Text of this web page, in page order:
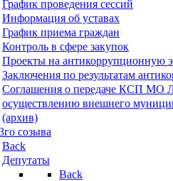
График проведения сессий
Информация об уставах
График приема граждан
Контроль в сфере закупок
Проекты на антикоррупционную
Заключения по результатам
Соглашения о передаче КСП МО
осуществлению внешнего
(архив)
созыва
Back
Депутаты
Back